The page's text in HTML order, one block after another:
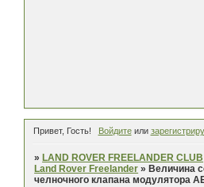
Привет, Гость! Войдитеили
» LAND ROVER FREELANDER CLUB
Land Rover Freelander » Величина
челночного клапана модулятора